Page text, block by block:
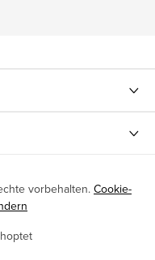
vorbehalten. Cookie-